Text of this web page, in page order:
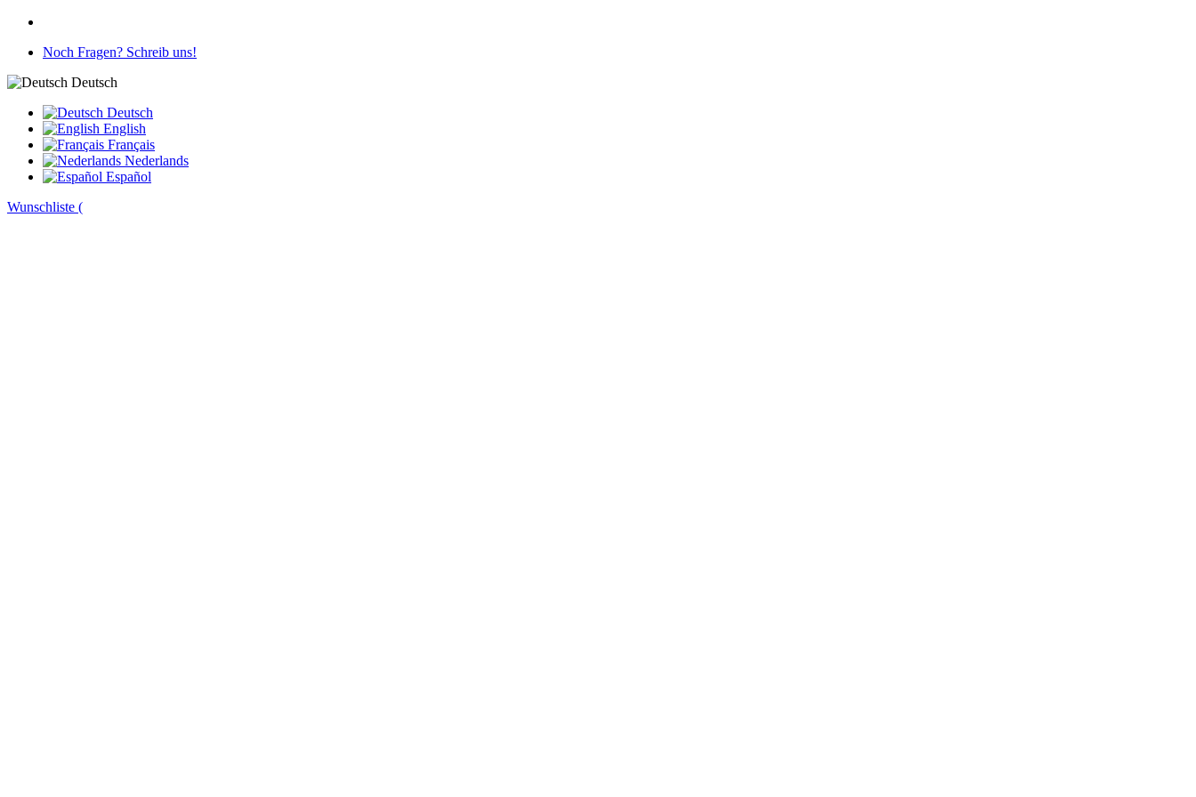
Noch Fragen? Schreib uns!
Deutsch
Deutsch
English
Français
Nederlands
Español
Wunschliste (